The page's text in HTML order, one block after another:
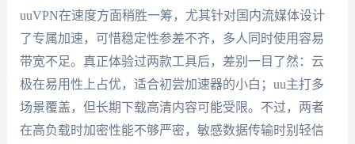
uuVPN在速度方面稍胜一筹，尤其针对国内流媒体设计
了专属加速，可惜稳定性参差不齐，多人同时使用容易
带宽不足。真正体验过两款工具后，差别一目了然：云
极在易用性上占优，适合初尝加速器的小白；uu主打多
场景覆盖，但长期下载高清内容可能受限。不过，两者
在高负载时加密性能不够严密，敏感数据传输时别轻信